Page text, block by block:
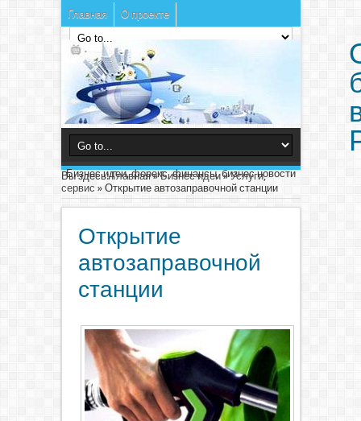
Главная О проекте
Бизнес идеи, форекс, финансы, бизнес новости
Вы здесь:Главная»Бизнес идеи»Услуги,
сервис » Открытие автозаправочной станции
Открытие
автозаправочной
станции